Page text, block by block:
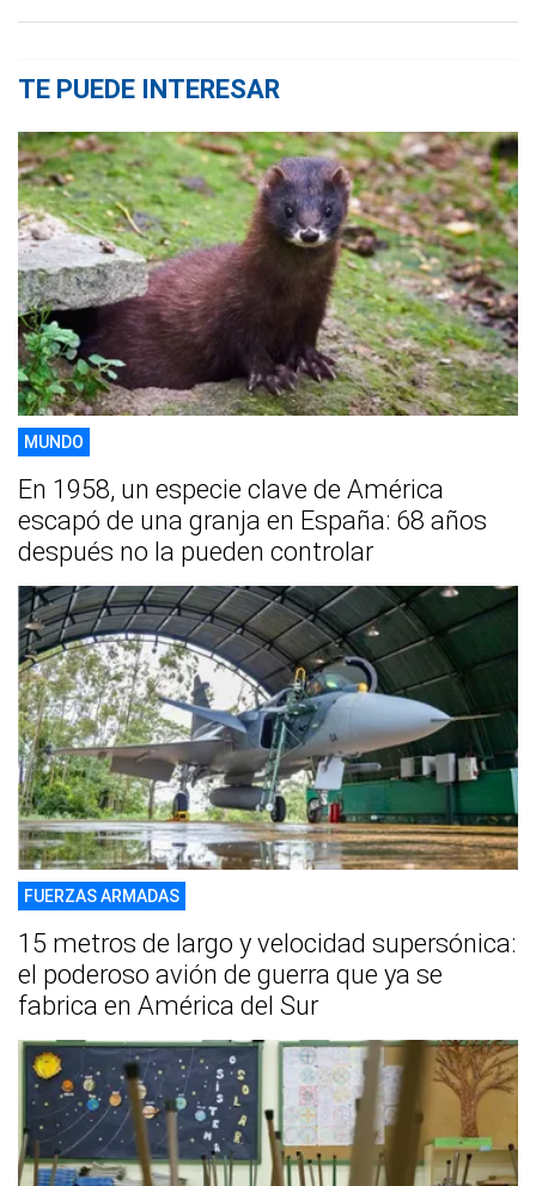
TE PUEDE INTERESAR
MUNDO
En 1958, un especie clave de América
escapó de una granja en España: 68 años
después no la pueden controlar
FUERZAS ARMADAS
15 metros de largo y velocidad supersónica:
el poderoso avión de guerra que ya se
fabrica en América del Sur